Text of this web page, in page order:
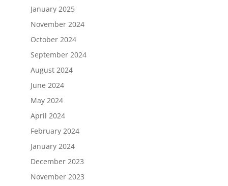
January 2025
November 2024
October 2024
September 2024
August 2024
June 2024
May 2024
April 2024
February 2024
January 2024
December 2023
November 2023